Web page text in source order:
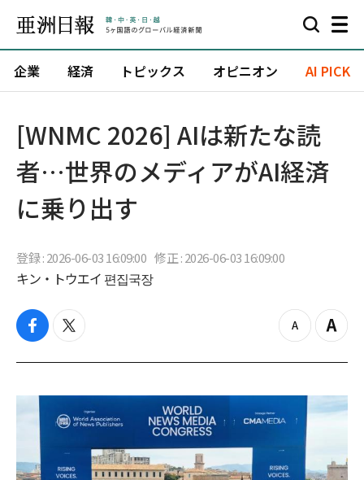
企業 経済 トピックス オピニオン AI PICK
[WNMC 2026] AIは新たな読
者…世界のメディアがAI経済
に乗り出す
登録 : 2026-06-03 16:09:00 修正 : 2026-06-03 16:09:00
キン・トウエイ 편집국장
f
c
b
t
i
t
r
z
o
o
t
Z
o
i
n